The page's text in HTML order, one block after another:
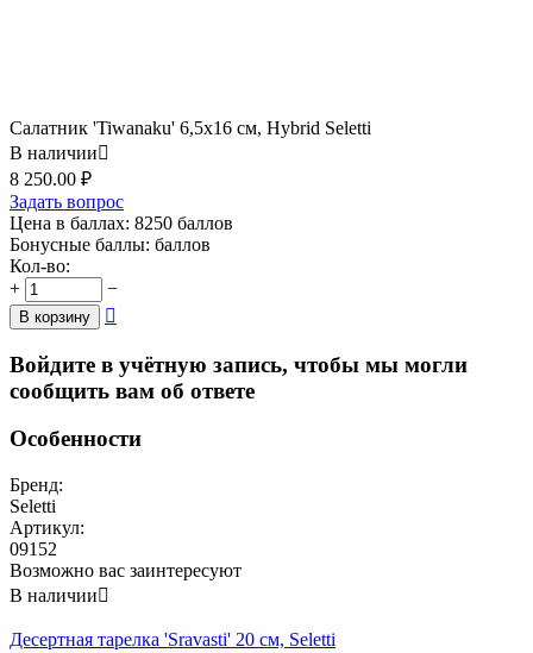
Салатник 'Tiwanaku' 6,5x16 см, Hybrid Seletti
В наличии
8 250.00 ₽
Задать вопрос
Цена в баллах: 8250 баллов
Бонусные баллы: баллов
Кол-во:
+
−
В корзину 
Войдите в учётную запись, чтобы мы могли
сообщить вам об ответе
Особенности
Бренд:
Seletti
Артикул:
09152
Возможно вас заинтересуют
В наличии
Десертная тарелка 'Sravasti' 20 см, Seletti